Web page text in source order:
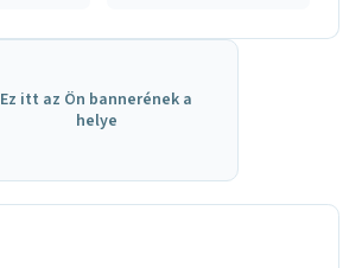
Ez itt az Ön bannerének a
helye